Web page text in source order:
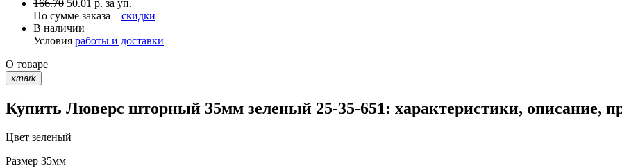
166.70 50.01 р. за уп.
По сумме заказа – скидки
В наличии
Условия работы и доставки
О товаре
xmark
Купить Люверс шторный 35мм зеленый 25-35-651: характеристики, описание,
Цвет зеленый
Размер 35мм